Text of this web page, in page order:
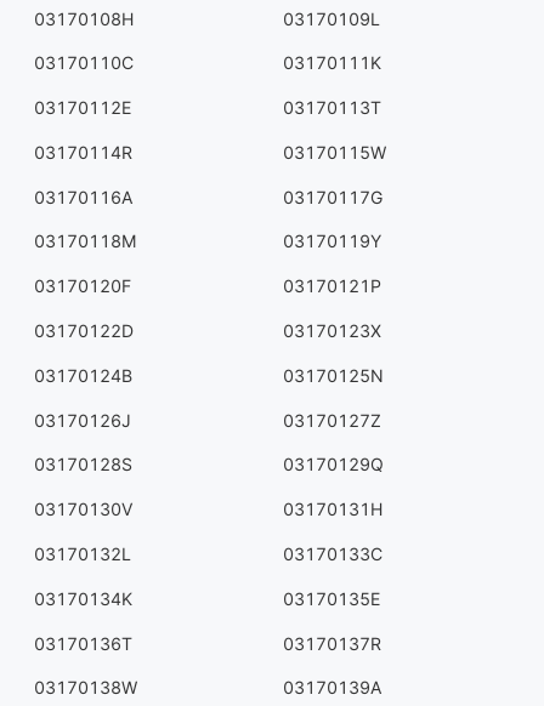
03170108H 03170109L
03170110C 03170111K
03170112E 03170113T
03170114R 03170115W
03170116A 03170117G
03170118M 03170119Y
03170120F 03170121P
03170122D 03170123X
03170124B 03170125N
03170126J 03170127Z
03170128S 03170129Q
03170130V 03170131H
03170132L 03170133C
03170134K 03170135E
03170136T 03170137R
03170138W 03170139A